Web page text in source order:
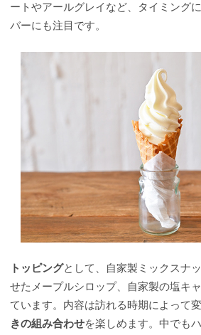
ートやアールグレイなど、タイミング
バーにも注目です。
トッピングとして、自家製ミックスナ
せたメープルシロップ、自家製の塩キ
ています。内容は訪れる時期によって変
きの組み合わせを楽しめます。中でも